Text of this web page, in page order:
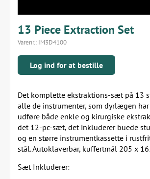
13 Piece Extraction Set
Varenr.: IM3D4100
Log ind for at bestille
Det komplette ekstraktions-sæt på 13
alle de instrumenter, som dyrlægen
udføre både enkle og kirurgiske
det 12-pc-sæt, det inkluderer buede
og en større instrumentkassette i
stål. Autoklaverbar, kuffertmål 205 x
Sæt Inkluderer: